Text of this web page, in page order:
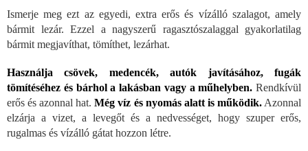
Ismerje meg ezt az egyedi, extra erős és vízálló szalagot, amely
bármit lezár. Ezzel a nagyszerű ragasztószalaggal gyakorlatilag
bármit megjavíthat, tömíthet, lezárhat.
Használja csövek, medencék, autók javításához, fugák
tömítéséhez és bárhol a lakásban vagy a műhelyben. Rendkívül
erős és azonnal hat.Még víz és nyomás alatt is működik. Azonnal
elzárja a vizet, a levegőt és a nedvességet, hogy szuper erős,
rugalmas és vízálló gátat hozzon létre.